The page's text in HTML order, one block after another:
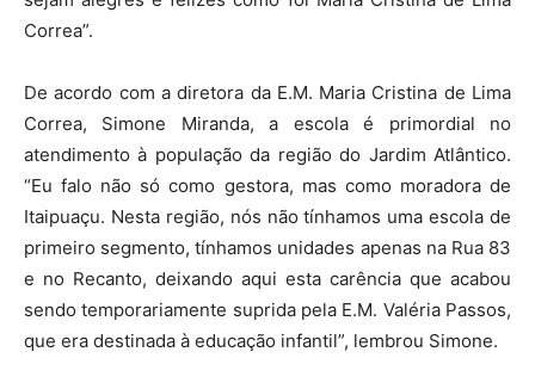
Correa”.
De acordo com a diretora da E.M. Maria Cristina de Lima
Correa, Simone Miranda, a escola é primordial no
atendimento à população da região do Jardim Atlântico.
“Eu falo não só como gestora, mas como moradora de
Itaipuaçu. Nesta região, nós não tínhamos uma escola de
primeiro segmento, tínhamos unidades apenas na Rua 83
e no Recanto, deixando aqui esta carência que acabou
sendo temporariamente suprida pela E.M. Valéria Passos,
que era destinada à educação infantil”, lembrou Simone.